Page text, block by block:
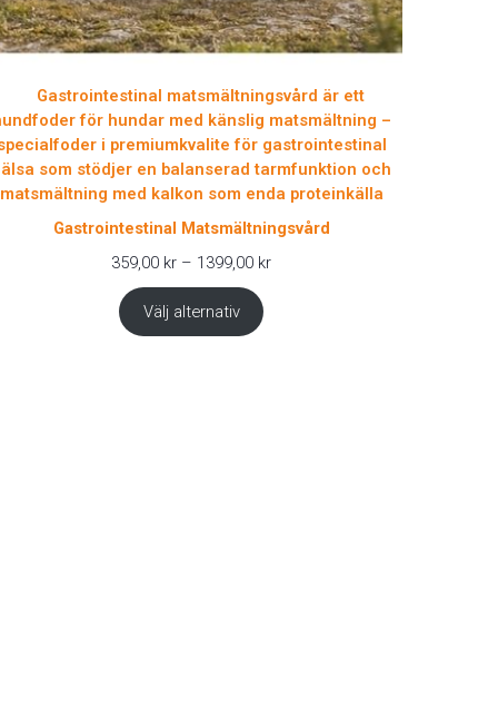
Gastrointestinal Matsmältningsvård
359,00 kr – 1399,00 krPrisintervall:
Välj alternativ